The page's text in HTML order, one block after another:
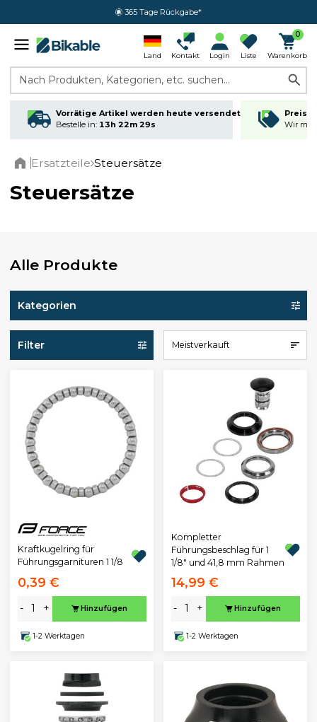
365 Tage Rückgabe*
Land Kontakt Login Liste
0
Warenkorb
Nach Produkten, Kategorien, etc. suchen...
Vorrätige Artikel werden heute versendet
Bestelle in: 13h 22m 28s
Wir
Ersatzteile Steuersätze
Steuersätze
Alle Produkte
Kategorien
Filter Meistverkauft
Kraftkugelring für
Führungsgarnituren 1 1/8
0,39 €
- + Hinzufügen
1-2 Werktagen
Kompletter
Führungsbeschlag für 1
1/8" und 41,8 mm Rahmen
14,99 €
- + Hinzufügen
1-2 Werktagen